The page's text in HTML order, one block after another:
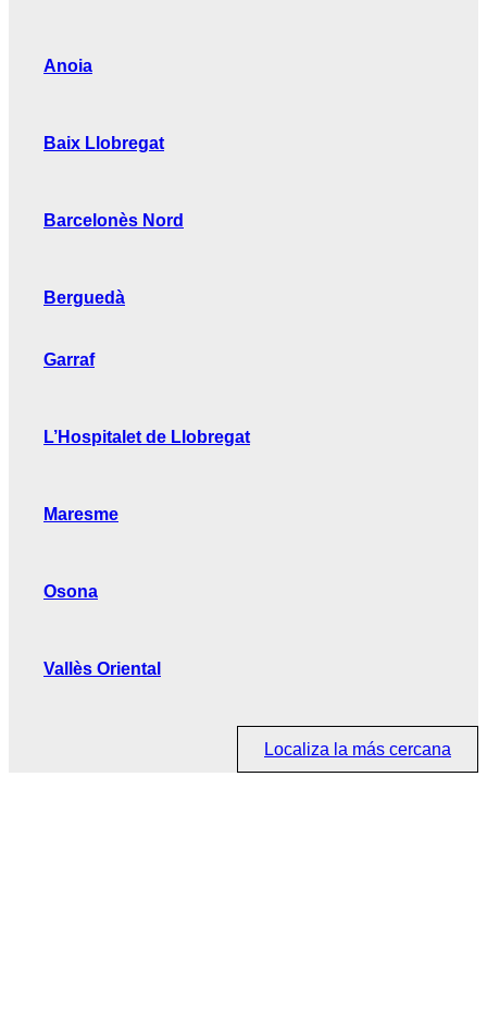
Anoia
Baix Llobregat
Barcelonès Nord
Berguedà
Garraf
L’Hospitalet de Llobregat
Maresme
Osona
Vallès Oriental
Localiza la más cercana